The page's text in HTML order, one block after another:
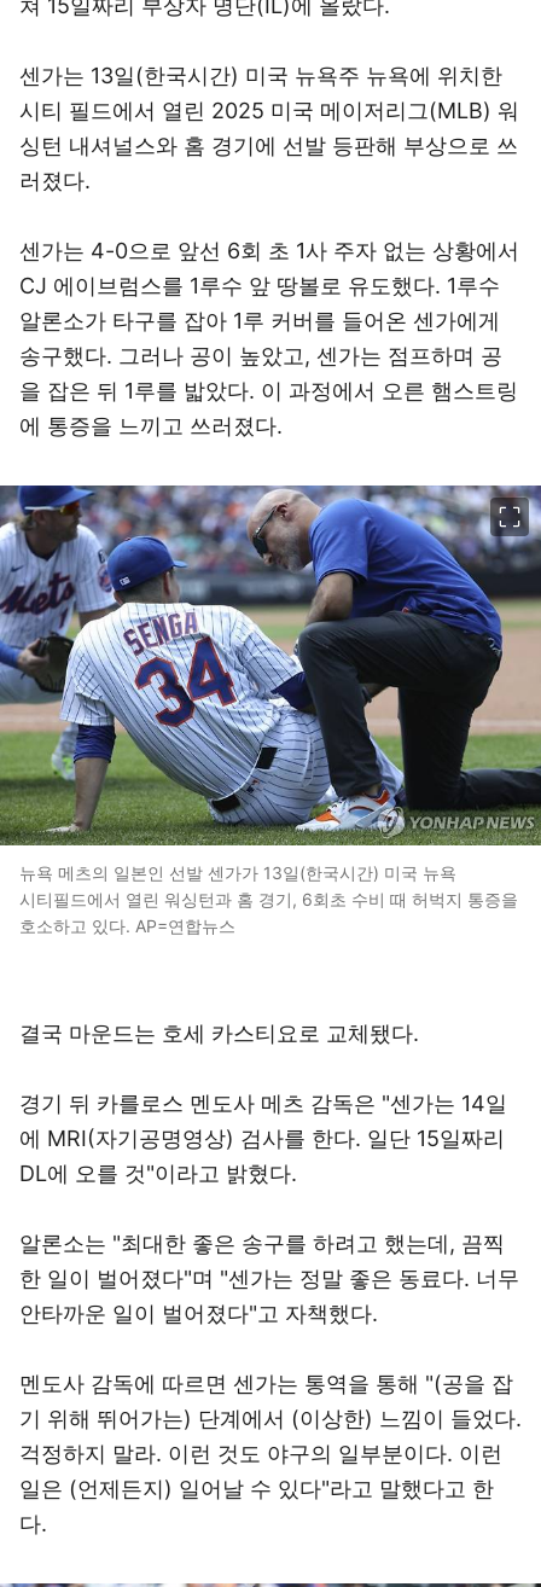
쳐 15일짜리 부상자 명단(IL)에 올랐다.
센가는 13일(한국시간) 미국 뉴욕주 뉴욕에 위치한
시티 필드에서 열린 2025 미국 메이저리그(MLB) 워
싱턴 내셔널스와 홈 경기에 선발 등판해 부상으로 쓰
러졌다.
센가는 4-0으로 앞선 6회 초 1사 주자 없는 상황에서
CJ 에이브럼스를 1루수 앞 땅볼로 유도했다. 1루수
알론소가 타구를 잡아 1루 커버를 들어온 센가에게
송구했다. 그러나 공이 높았고, 센가는 점프하며 공
을 잡은 뒤 1루를 밟았다. 이 과정에서 오른 햄스트링
에 통증을 느끼고 쓰러졌다.
뉴욕 메츠의 일본인 선발 센가가 13일(한국시간) 미국 뉴욕
시티필드에서 열린 워싱턴과 홈 경기, 6회초 수비 때 허벅지 통증을
호소하고 있다. AP=연합뉴스
결국 마운드는 호세 카스티요로 교체됐다.
경기 뒤 카를로스 멘도사 메츠 감독은 "센가는 14일
에 MRI(자기공명영상) 검사를 한다. 일단 15일짜리
DL에 오를 것"이라고 밝혔다.
알론소는 "최대한 좋은 송구를 하려고 했는데, 끔찍
한 일이 벌어졌다"며 "센가는 정말 좋은 동료다. 너무
안타까운 일이 벌어졌다"고 자책했다.
멘도사 감독에 따르면 센가는 통역을 통해 "(공을 잡
기 위해 뛰어가는) 단계에서 (이상한) 느낌이 들었다.
걱정하지 말라. 이런 것도 야구의 일부분이다. 이런
일은 (언제든지) 일어날 수 있다"라고 말했다고 한
다.